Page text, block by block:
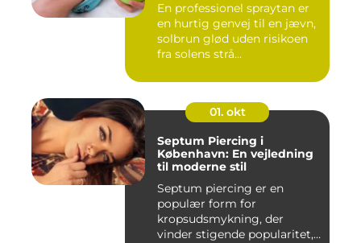
En professionel spraytan er
en hurtig genvej til en jævn,
solbrun glød uden risikoen
fra solens strå...
01. okt
Septum Piercing i
København: En vejledning
til moderne stil
Septum piercing er en
populær form for
kropsudsmykning, der
vinder stigende popularitet,